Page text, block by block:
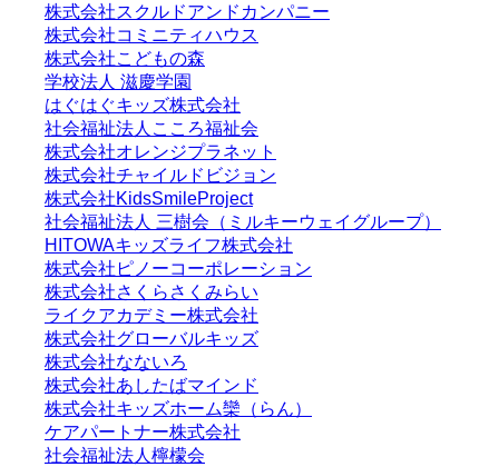
株式会社スクルドアンドカンパニー
株式会社コミニティハウス
株式会社こどもの森
学校法人 滋慶学園
はぐはぐキッズ株式会社
社会福祉法人こころ福祉会
株式会社オレンジプラネット
株式会社チャイルドビジョン
株式会社KidsSmileProject
社会福祉法人 三樹会（ミルキーウェイグループ）
HITOWAキッズライフ株式会社
株式会社ピノーコーポレーション
株式会社さくらさくみらい
ライクアカデミー株式会社
株式会社グローバルキッズ
株式会社なないろ
株式会社あしたばマインド
株式会社キッズホーム欒（らん）
ケアパートナー株式会社
社会福祉法人檸檬会